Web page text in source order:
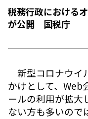
税務行政における
が公開 国税庁
新型コロナウイ
かけとして、Web
ールの利用が拡大
ない方も多いので